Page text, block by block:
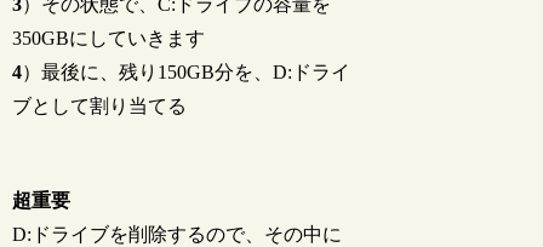
350GBにしていきます
4）最後に、残り150GB分を、D:ドライ
ブとして割り当てる
超重要
D:ドライブを削除するので、その中に